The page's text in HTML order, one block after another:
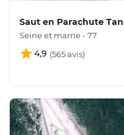
Saut en Parachute
Seine et marne - 77
4,9